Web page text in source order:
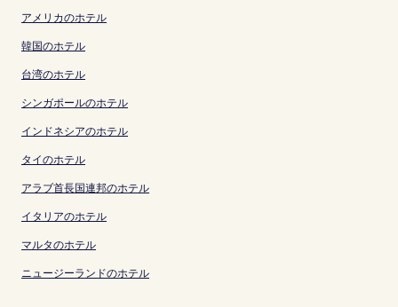
アメリカのホテル
韓国のホテル
台湾のホテル
シンガポールのホテル
インドネシアのホテル
タイのホテル
アラブ首長国連邦のホテル
イタリアのホテル
マルタのホテル
ニュージーランドのホテル